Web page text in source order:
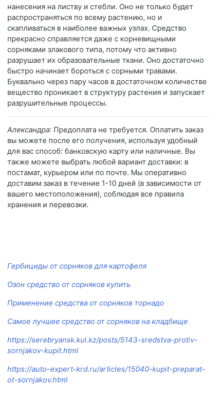
нанесения на листву и стебли. Оно не только будет
распространяться по всему растению, но и
скапливаться в наиболее важных узлах. Средство
прекрасно справляется даже с корневищными
сорняками злакового типа, потому что активно
разрушает их образовательные ткани. Оно достаточно
быстро начинает бороться с сорными травами.
Буквально через пару часов в достаточном количестве
вещество проникает в структуру растения и запускает
разрушительные процессы.
Александра: Предоплата не требуется. Оплатить заказ
вы можете после его получения, используя удобный
для вас способ: банковскую карту или наличные. Вы
также можете выбрать любой вариант доставки: в
постамат, курьером или по почте. Мы оперативно
доставим заказ в течение 1-10 дней (в зависимости от
вашего местоположения), соблюдая все правила
хранения и перевозки.
Гербициды от сорняков для картофеля
Озон средство от сорняков купить
Применение средства от сорняков торнадо
Самое лучшее средство от сорняков на кладбище
https://serebryansk.kul.kz/posts/5143-sredstva-protiv-
sornjakov-kupit.html
https://auto-expert-krd.ru/articles/15040-kupit-preparat-
ot-sornjakov.html